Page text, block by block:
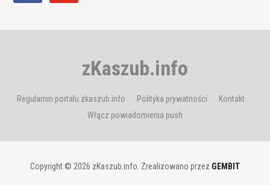
zKaszub.info
Regulamin portalu zkaszub.info Polityka prywatności
Kontakt
Włącz powiadomienia push
Copyright © 2026 zKaszub.info. Zrealizowano przez GEMBIT